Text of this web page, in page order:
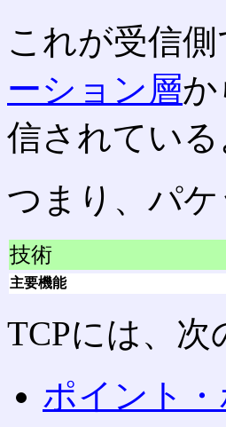
これが受信
ーション層
信されてい
つまり、パ
技術
主要機能
TCPには、
ポイント・